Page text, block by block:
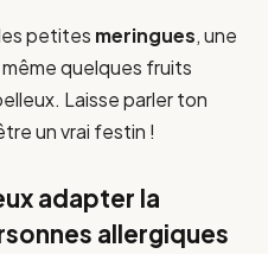
petites meringues, une
quelques fruits
Laisse parler ton
un vrai festin !
adapter la
allergiques